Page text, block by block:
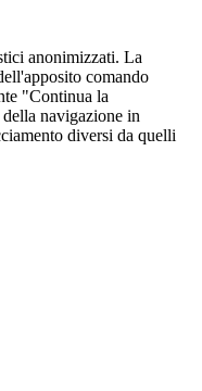
anonimizzati. La
comando
"Continua la
navigazione in
diversi da quelli